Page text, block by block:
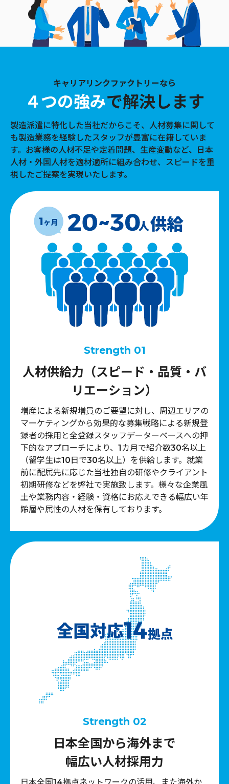
キャリアリンクファクトリーなら
４つの強みで解決します
製造派遣に特化した当社だからこそ、人材募集に関して
も製造業務を経験したスタッフが豊富に在籍していま
す。お客様の人材不足や定着問題、生産変動など、日本
人材・外国人材を適材適所に組み合わせ、スピードを重
視したご提案を実現いたします。
Strength 01
人材供給力（スピード・品質・バ
リエーション）
増産による新規増員のご要望に対し、周辺エリアの
マーケティングから効果的な募集戦略による新規登
録者の採用と全登録スタッフデーターベースへの押
下的なアプローチにより、1カ月で紹介数30名以上
（留学生は10日で30名以上）を供給します。就業
前に配属先に応じた当社独自の研修やクライアント
初期研修などを弊社で実施致します。様々な企業風
土や業務内容・経験・資格にお応えできる幅広い年
齢層や属性の人材を保有しております。
Strength 02
日本全国から海外まで
幅広い人材採用力